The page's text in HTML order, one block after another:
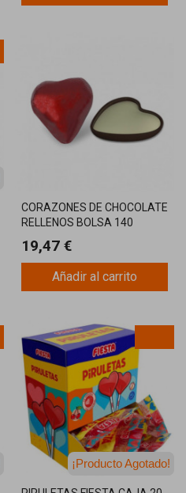
CORAZONES DE CHOCOLATE
RELLENOS BOLSA 140
19,47 €
Añadir al carrito
¡Última unidad!
¡Producto Agotado!